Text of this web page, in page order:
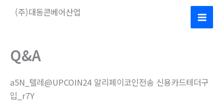
(주)대동콘베어산업
Main
Q&A
a5N_텔레@UPCOIN24 알리페이코인전송 신용카드테더구
입_r7Y